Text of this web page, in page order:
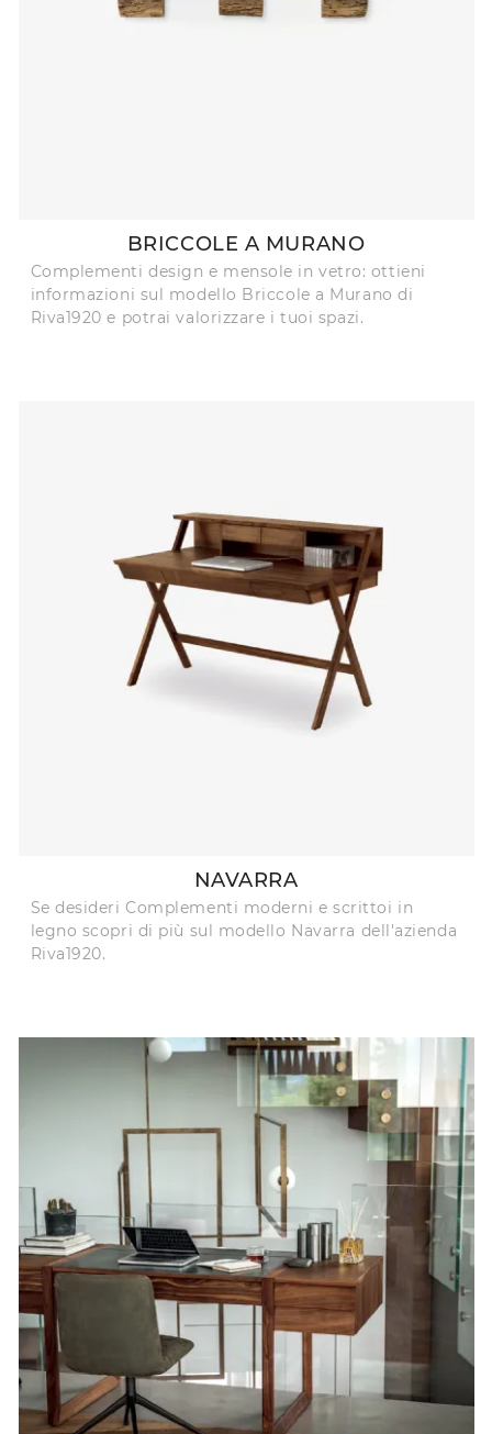
BRICCOLE A MURANO
Complementi design e mensole in vetro: ottieni
informazioni sul modello Briccole a Murano di
Riva1920 e potrai valorizzare i tuoi spazi.
NAVARRA
Se desideri Complementi moderni e scrittoi in
legno scopri di più sul modello Navarra dell'azienda
Riva1920.